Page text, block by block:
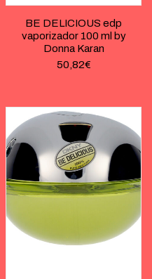
BE DELICIOUS edp
vaporizador 100 ml by
Donna Karan
50,82€